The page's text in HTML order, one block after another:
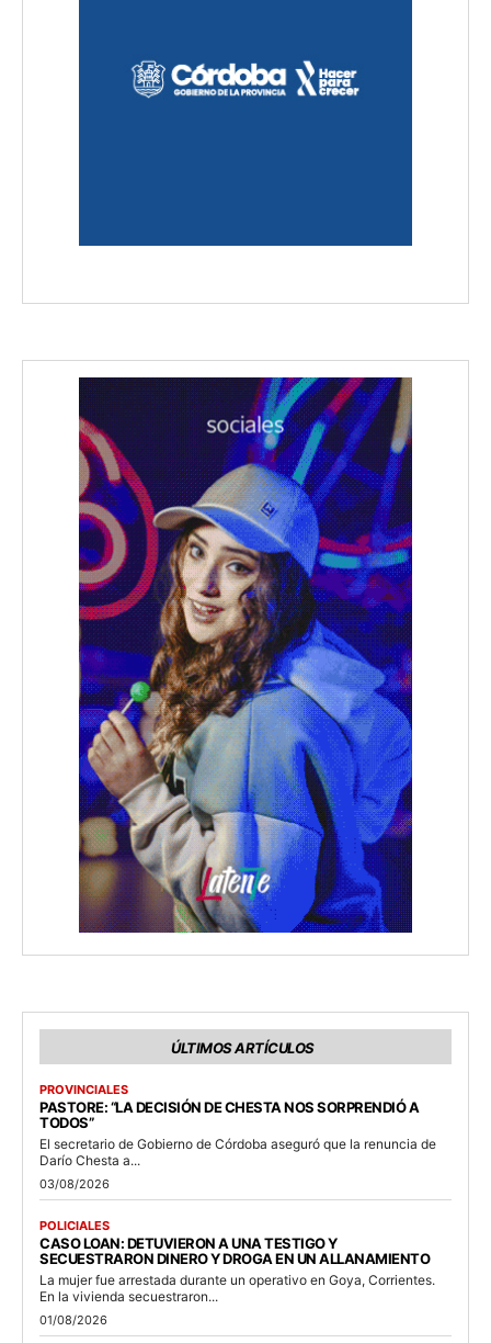
ÚLTIMOS ARTÍCULOS
PROVINCIALES
PASTORE: “LA DECISIÓN DE CHESTA NOS SORPRENDIÓ A
TODOS”
El secretario de Gobierno de Córdoba aseguró que la renuncia de
Darío Chesta a...
03/08/2026
POLICIALES
CASO LOAN: DETUVIERON A UNA TESTIGO Y
SECUESTRARON DINERO Y DROGA EN UN ALLANAMIENTO
La mujer fue arrestada durante un operativo en Goya, Corrientes.
En la vivienda secuestraron...
01/08/2026